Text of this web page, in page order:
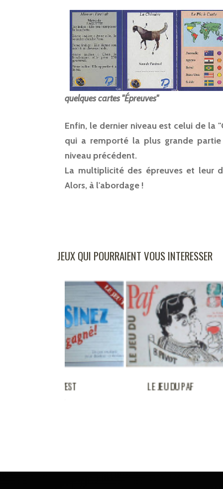
quelques cartes "Épreuves"
Enfin, le dernier niveau est celui de la
qui a remporté la plus grande
niveau précédent.
La multiplicité des épreuves et leur
Alors, à l'abordage !
JEUX QUI POURRAIENT VOUS INTERESSER
LE JEU DU PAF